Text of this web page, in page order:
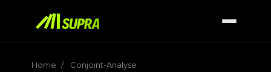
Home / Conjoint-Analyse